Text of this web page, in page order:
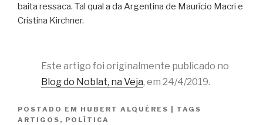
baita ressaca. Tal qual a da Argentina de Maurício Macri e
Cristina Kirchner.
Este artigo foi originalmente publicado no
Blog do Noblat, na Veja, em 24/4/2019.
POSTADO EM HUBERT ALQUÉRES
TAGS
ARTIGOS , POLÍTICA